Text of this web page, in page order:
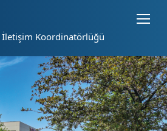
İletişim Koordinatörlüğü